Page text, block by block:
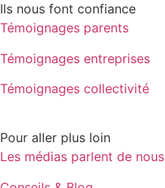
Ils nous font confiance
Témoignages parents
Témoignages entreprises
Témoignages collectivité
Pour aller plus loin
Les médias parlent de nous